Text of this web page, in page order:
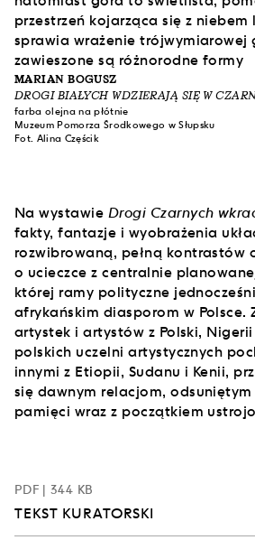
MARIAN BOGUSZ
DROGI BIAŁYCH WDZIERAJĄ SIĘ W
farba olejna na płótnie
Muzeum Pomorza Środkowego w Słupsku
Fot. Alina Częścik
Na wystawie Drogi Czarnych
fakty, fantazje i wyobrażenia
rozwibrowaną, pełną kontrastów
o ucieczce z centralnie
której ramy polityczne
afrykańskim diasporom w Polsce.
artystek i artystów z Polski,
polskich uczelni artystycznych
innymi z Etiopii, Sudanu i Kenii,
się dawnym relacjom,
pamięci wraz z początkiem
PDF | 344 KB
TEKST KURATORSKI